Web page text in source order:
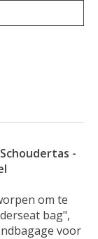
-
om te
bag",
voor